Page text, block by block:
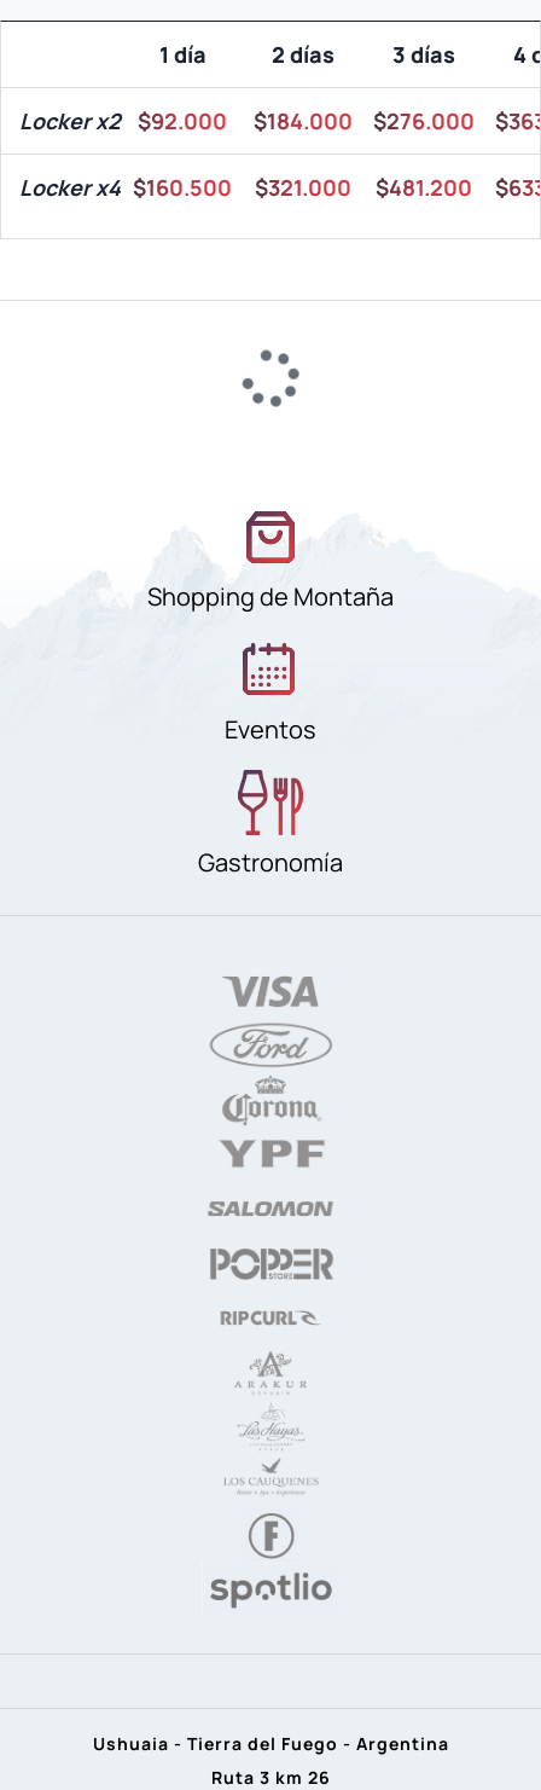
1 día 2 días 3 días 4
Locker x2 $92.000 $184.000 $276.000
Locker x4 $160.500 $321.000 $481.200
Shopping de Montaña
Eventos
Gastronomía
Ushuaia - Tierra del Fuego - Argentina
Ruta 3 km 26